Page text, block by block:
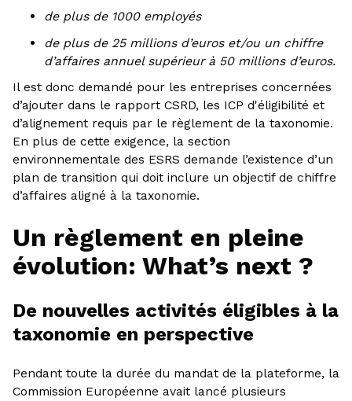
de plus de 1000 employés
de plus de 25 millions d’euros et/ou un chiffre
d’affaires annuel supérieur à 50 millions d’euros.
Il est donc demandé pour les entreprises concernées
d’ajouter dans le rapport CSRD, les ICP d'éligibilité et
d’alignement requis par le règlement de la taxonomie.
En plus de cette exigence, la section
environnementale des ESRS demande l’existence d’un
plan de transition qui doit inclure un objectif de chiffre
d’affaires aligné à la taxonomie.
Un règlement en pleine
évolution: What’s next ?
De nouvelles activités éligibles à la
taxonomie en perspective
Pendant toute la durée du mandat de la plateforme, la
Commission Européenne avait lancé plusieurs